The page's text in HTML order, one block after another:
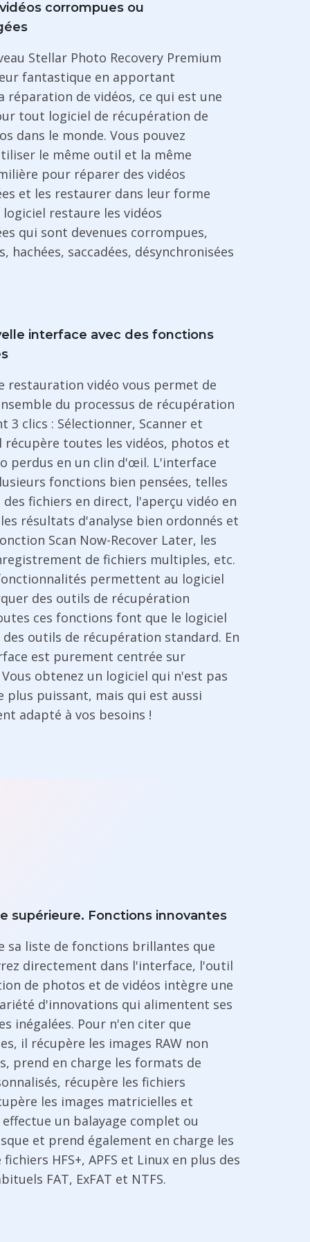
corrompues ou
Stellar Photo Recovery Premium
fantastique en apportant
réparation de vidéos, ce qui est une
tout logiciel de récupération de
dans le monde. Vous pouvez
le même outil et la même
pour réparer des vidéos
et les restaurer dans leur forme
restaure les vidéos
qui sont devenues corrompues,
hachées, saccadées, désynchronisées
interface avec des fonctions
restauration vidéo vous permet de
du processus de récupération
3 clics : Sélectionner, Scanner et
récupère toutes les vidéos, photos et
perdus en un clin d'œil. L'interface
fonctions bien pensées, telles
fichiers en direct, l'aperçu vidéo en
résultats d'analyse bien ordonnés et
Scan Now-Recover Later, les
de fichiers multiples, etc.
permettent au logiciel
des outils de récupération
ces fonctions font que le logiciel
outils de récupération standard. En
est purement centrée sur
obtenez un logiciel qui n'est pas
plus puissant, mais qui est aussi
adapté à vos besoins !
supérieure. Fonctions innovantes
sa liste de fonctions brillantes que
directement dans l'interface, l'outil
de photos et de vidéos intègre une
d'innovations qui alimentent ses
inégalées. Pour n'en citer que
il récupère les images RAW non
prend en charge les formats de
récupère les fichiers
les images matricielles et
un balayage complet ou
et prend également en charge les
HFS+, APFS et Linux en plus des
FAT, ExFAT et NTFS.